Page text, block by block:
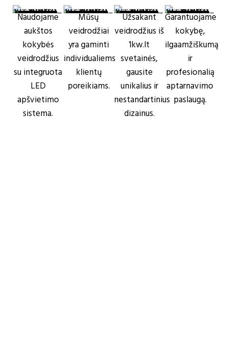
Naudojame
aukštos
kokybės
veidrodžius
su integruota
LED
apšvietimo
sistema.
Mūsų
veidrodžiai
yra gaminti
individualiems
klientų
poreikiams.
Užsakant
veidrodžius iš
1kw.lt
svetainės,
gausite
unikalius ir
nestandartinius
dizainus.
Garantuojame
kokybę,
ilgaamžiškumą
ir
profesionalią
aptarnavimo
paslaugą.